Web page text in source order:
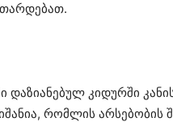
კიდურში
რომლის არსებობის